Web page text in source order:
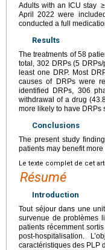
Adults with an ICU stay ≥
April 2022 were
conducted a full
Results
The treatments of 58
total, 302 DRPs (5
least one DRP. Most
causes of DRPs were
identified DRPs, 306
withdrawal of a drug
more likely to have DRPs
Conclusions
The present study
patients may benefit
Le texte complet de cet
Résumé
Introduction
Tout séjour dans une
survenue de problèmes
patients récemment
post-hospitalisation.
caractéristiques des PLP